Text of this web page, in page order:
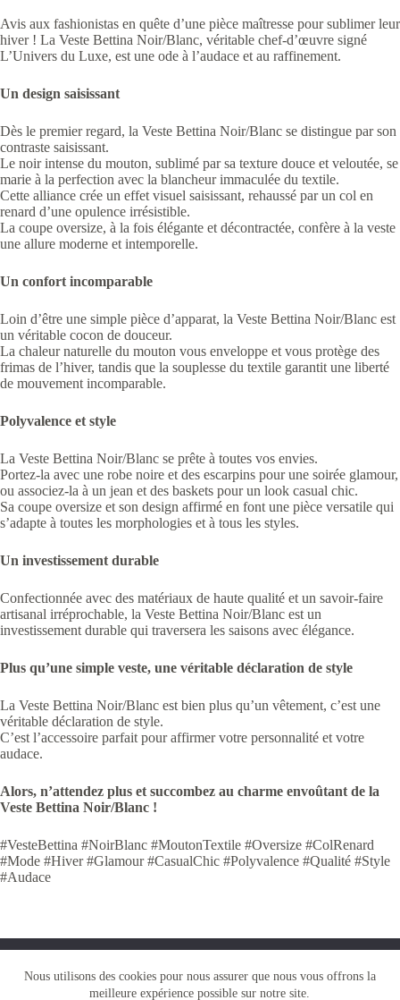
Nous utilisons des cookies pour nous assurer que nous vous offrons la
meilleure expérience possible sur notre site.
Avis aux fashionistas en quête d’une pièce maîtresse pour sublimer leur
hiver ! La Veste Bettina Noir/Blanc, véritable chef-d’œuvre signé
L’Univers du Luxe, est une ode à l’audace et au raffinement.
Un design saisissant
Dès le premier regard, la Veste Bettina Noir/Blanc se distingue par son
contraste saisissant.
Le noir intense du mouton, sublimé par sa texture douce et veloutée, se
marie à la perfection avec la blancheur immaculée du textile.
Cette alliance crée un effet visuel saisissant, rehaussé par un col en
renard d’une opulence irrésistible.
La coupe oversize, à la fois élégante et décontractée, confère à la veste
une allure moderne et intemporelle.
Un confort incomparable
Loin d’être une simple pièce d’apparat, la Veste Bettina Noir/Blanc est
un véritable cocon de douceur.
La chaleur naturelle du mouton vous enveloppe et vous protège des
frimas de l’hiver, tandis que la souplesse du textile garantit une liberté
de mouvement incomparable.
Polyvalence et style
La Veste Bettina Noir/Blanc se prête à toutes vos envies.
Portez-la avec une robe noire et des escarpins pour une soirée glamour,
ou associez-la à un jean et des baskets pour un look casual chic.
Sa coupe oversize et son design affirmé en font une pièce versatile qui
s’adapte à toutes les morphologies et à tous les styles.
Un investissement durable
Confectionnée avec des matériaux de haute qualité et un savoir-faire
artisanal irréprochable, la Veste Bettina Noir/Blanc est un
investissement durable qui traversera les saisons avec élégance.
Plus qu’une simple veste, une véritable déclaration de style
La Veste Bettina Noir/Blanc est bien plus qu’un vêtement, c’est une
véritable déclaration de style.
C’est l’accessoire parfait pour affirmer votre personnalité et votre
audace.
Alors, n’attendez plus et succombez au charme envoûtant de la
Veste Bettina Noir/Blanc !
#VesteBettina #NoirBlanc #MoutonTextile #Oversize #ColRenard
#Mode #Hiver #Glamour #CasualChic #Polyvalence #Qualité #Style
#Audace
expérience sur notre site web. Si vous continuez à utiliser ce
site, nous supposerons que vous en êtes satisfait.